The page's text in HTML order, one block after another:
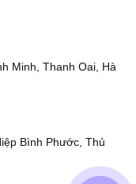
Minh, Thanh Oai, Hà
Bình Phước, Thủ